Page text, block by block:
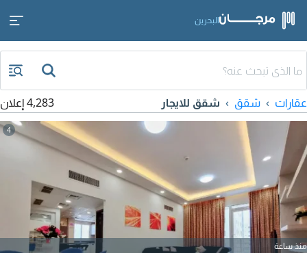
البحرين
عقارات شقق شقق للايجار 4,283 إعلان
4
منذ ساعة